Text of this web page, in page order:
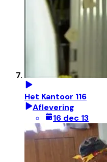
Het Kantoor 116
Aflevering
16 dec 13